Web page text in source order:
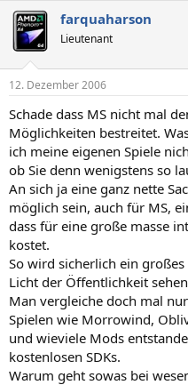
farquaharson
Lieutenant
12. Dezember 2006
Schade dass MS nicht mal
Möglichkeiten bestreitet.
ich meine eigenen Spiele
ob Sie denn wenigstens so
An sich ja eine ganz nette
möglich sein, auch für MS,
dass für eine große masse
kostet.
So wird sicherlich ein
Licht der Öffentlichkeit
Man vergleiche doch mal
Spielen wie Morrowind,
und wieviele Mods
kostenlosen SDKs.
Warum geht sowas bei